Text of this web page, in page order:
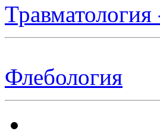
Флебология